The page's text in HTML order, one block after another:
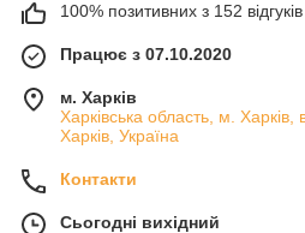
100% позитивних з 152 відгуків
Працює з 07.10.2020
м. Харків
Харківська область, м. Харків,
Харків, Україна
Контакти
Сьогодні вихідний